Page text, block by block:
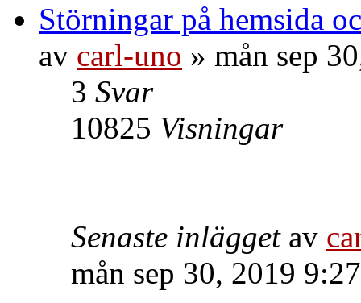
Störningar på hemsida
av carl-uno » mån sep
3 Svar
10825 Visningar
Senaste inlägget av
mån sep 30, 2019